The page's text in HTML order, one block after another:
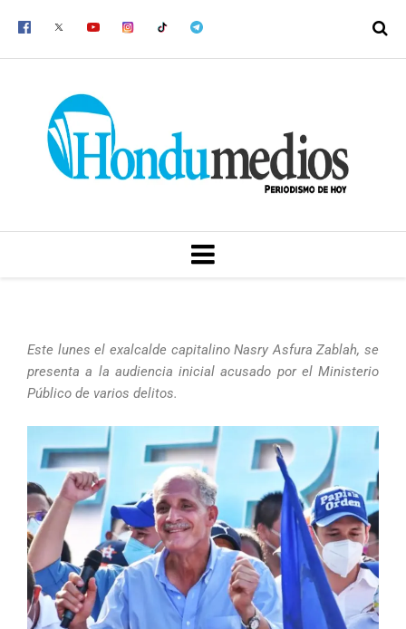
MENU
Este lunes el exalcalde capitalino Nasry Asfura Zablah, se
presenta a la audiencia inicial acusado por el Ministerio
Público de varios delitos.